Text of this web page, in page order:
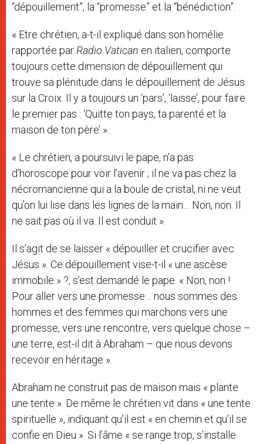
“dépouillement”, la “promesse” et la “bénédiction”.
« Etre chrétien, a-t-il expliqué dans son homélie
rapportée parRadio Vatican en italien, comporte
toujours cette dimension de dépouillement qui
trouve sa plénitude dans le dépouillement de Jésus
sur la Croix. Il y a toujours un ‘pars’, ‘laisse’, pour faire
le premier pas : ‘Quitte ton pays, ta parenté et la
maison de ton père’ ».
« Le chrétien, a poursuivi le pape, n’a pas
d’horoscope pour voir l’avenir ; il ne va pas chez la
nécromancienne qui a la boule de cristal, ni ne veut
qu’on lui lise dans les lignes de la main… Non, non. Il
ne sait pas où il va. Il est conduit ».
Il s’agit de se laisser « dépouiller et crucifier avec
Jésus ». Ce dépouillement vise-t-il « une ascèse
immobile » ?, s’est demandé le pape. « Non, non !
Pour aller vers une promesse… nous sommes des
hommes et des femmes qui marchons vers une
promesse, vers une rencontre, vers quelque chose –
une terre, est-il dit à Abraham – que nous devons
recevoir en héritage ».
Abraham ne construit pas de maison mais « plante
une tente ». De même le chrétien vit dans « une tente
spirituelle », indiquant qu’il est « en chemin et qu’il se
confie en Dieu ». Si l’âme « se range trop, s’installe